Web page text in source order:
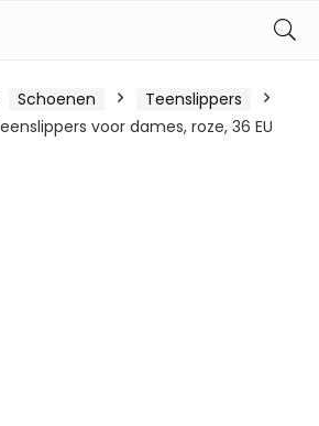
Schoenen
Teenslippers
voor dames, roze, 36 EU